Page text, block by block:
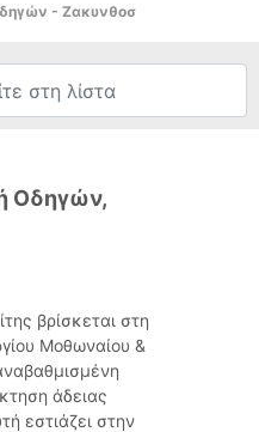
- Ζακυνθοσ
Οδηγών,
βρίσκεται στη
Μοθωναίου &
άδειας
εστιάζει στην